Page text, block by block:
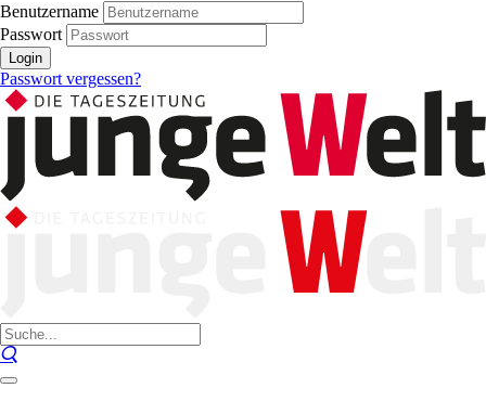
Benutzername
Passwort
Login
Passwort vergessen?